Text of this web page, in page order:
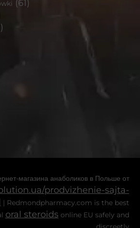
(61)
магазина анаболиков в Польше от
prodvizhenie-sajta-
| Redmondpharmacy.com is the best
oral steroids online EU safely and